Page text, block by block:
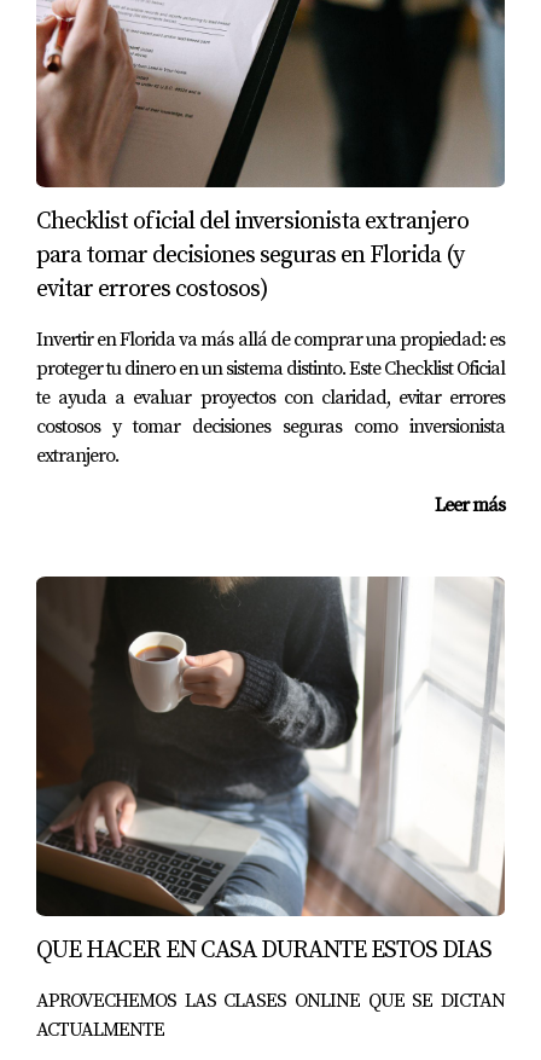
Miami sigue siendo el destino predilecto, y ahora
más que nunca, es el momento de tomar decisiones
estratégicas que te aseguren el éxito a largo plazo.
¡La oportunidad es ahora!
La situación política actual puede ser preocupante,
pero también abre una ventana de oportunidad
para los inversionistas que saben actuar a tiempo. Si
tienes dudas sobre cómo proteger tu dinero o cómo
acceder a las mejores oportunidades de inversión en
Miami, contáctame. Como especialista en inversiones
y visas, puedo ayudarte a entender todas las
opciones disponibles para ti y tu familia.
Checklist oficial del inversionista extranjero
para tomar decisiones seguras en Florida (y
evitar errores costosos)
Invertir en Florida va más allá de comprar una propiedad: es
proteger tu dinero en un sistema distinto. Este Checklist Oficial
te ayuda a evaluar proyectos con claridad, evitar errores
costosos y tomar decisiones seguras como inversionista
extranjero.
Leer más
QUE HACER EN CASA DURANTE ESTOS DIAS
APROVECHEMOS LAS CLASES ONLINE QUE SE DICTAN
ACTUALMENTE